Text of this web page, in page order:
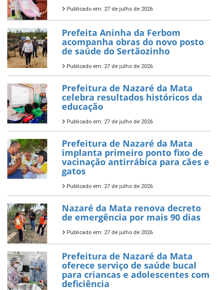
Publicado em: 27 de julho de 2026
Prefeita Aninha da Ferbom
acompanha obras do novo posto
de saúde do Sertãozinho
Publicado em: 27 de julho de 2026
Prefeitura de Nazaré da Mata
celebra resultados históricos da
educação
Publicado em: 27 de julho de 2026
Prefeitura de Nazaré da Mata
implanta primeiro ponto fixo de
vacinação antirrábica para cães e
gatos
Publicado em: 27 de julho de 2026
Nazaré da Mata renova decreto
de emergência por mais 90 dias
Publicado em: 27 de julho de 2026
Prefeitura de Nazaré da Mata
oferece serviço de saúde bucal
para criancas e adolescentes com
deficiência